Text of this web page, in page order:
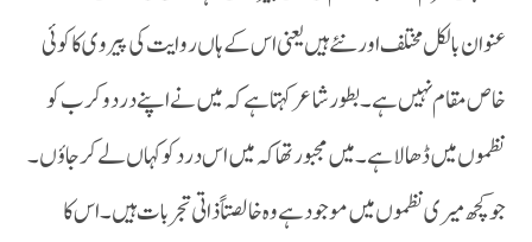
عنوان بالکل مختلف اور نئے ہیں یعنی اس کے ہاں روایت کی پیروی کا کوئی
خاص مقام نہیں ہے۔ بطور شاعر کہتا ہے کہ میں نے اپنے درد و کرب کو
نظموں میں ڈھالا ہے۔ میں مجبور تھا کہ میں اس درد کو کہاں لے کر جاؤں ۔
جو کچھ میری نظموں میں موجود ہے وہ خالصتاً ذاتی تجربات ہیں۔ اس کا